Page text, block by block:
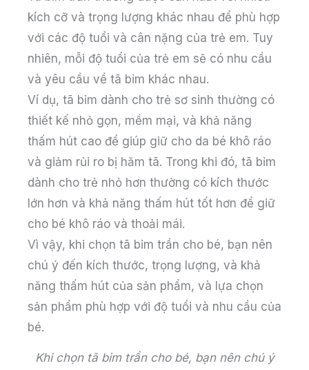
kích cỡ và trọng lượng khác nhau để phù hợp
với các độ tuổi và cân nặng của trẻ em. Tuy
nhiên, mỗi độ tuổi của trẻ em sẽ có nhu cầu
và yêu cầu về tã bỉm khác nhau.
Ví dụ, tã bỉm dành cho trẻ sơ sinh thường có
thiết kế nhỏ gọn, mềm mại, và khả năng
thấm hút cao để giúp giữ cho da bé khô ráo
và giảm rủi ro bị hăm tã. Trong khi đó, tã bỉm
dành cho trẻ nhỏ hơn thường có kích thước
lớn hơn và khả năng thấm hút tốt hơn để giữ
cho bé khô ráo và thoải mái.
Vì vậy, khi chọn tã bỉm trần cho bé, bạn nên
chú ý đến kích thước, trọng lượng, và khả
năng thấm hút của sản phẩm, và lựa chọn
sản phẩm phù hợp với độ tuổi và nhu cầu của
bé.
Khi chọn tã bỉm trần cho bé, bạn nên chú ý